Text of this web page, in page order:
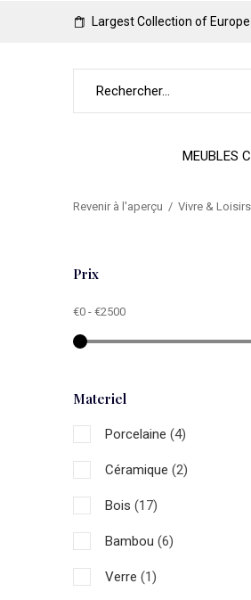
MEUBLES
Largest Collection of Europe
Revenir à l'aperçu Vivre & Loisirs
Prix
€0 - €2500
Materiel
Porcelaine (4)
Céramique (2)
Bois (17)
Bambou (6)
Verre (1)